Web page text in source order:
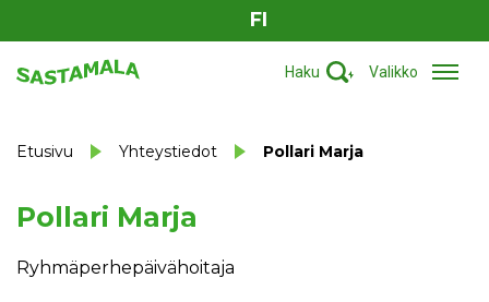
FI
Haku Valikko
Etusivu Yhteystiedot Pollari Marja
Pollari Marja
Ryhmäperhepäivähoitaja